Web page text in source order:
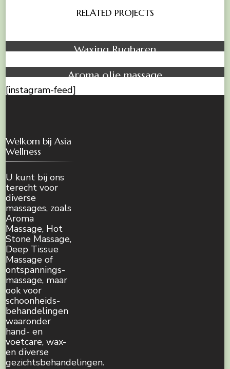
RELATED PROJECTS
Waxing Rugharen
Aroma olie massage
[instagram-feed]
Welkom bij Asia
Wellness
U kunt bij ons
terecht voor
diverse
massages, zoals
Aroma
Massage, Hot
Stone Massage,
Deep Tissue
Massage of
ontspannings-
massage, maar
ook voor
schoonheids-
behandelingen
waaronder
hand- en
voetcare, wax-
en diverse
gezichtsbehandelingen.